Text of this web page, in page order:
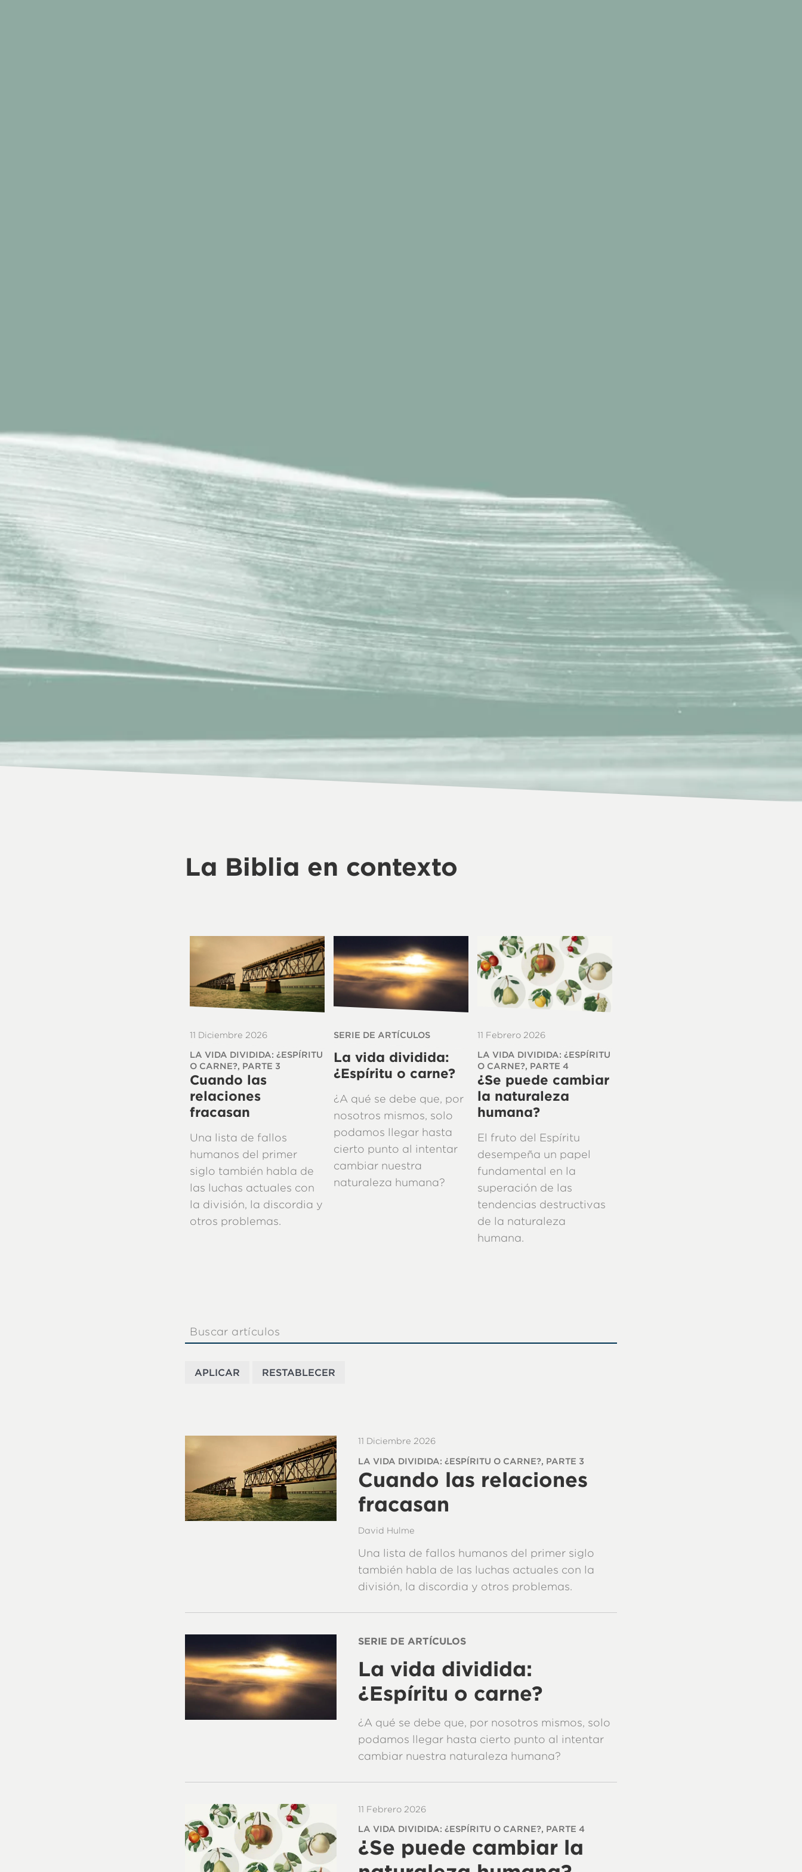
La Biblia en contexto
11 Diciembre 2026
LA VIDA DIVIDIDA: ¿ESPÍRITU
O CARNE?, PARTE 3
Cuando las
relaciones
fracasan
Una lista de fallos
humanos del primer
siglo también habla de
las luchas actuales con
la división, la discordia y
otros problemas.
SERIE DE ARTÍCULOS
La vida dividida:
¿Espíritu o carne?
¿A qué se debe que, por
nosotros mismos, solo
podamos llegar hasta
cierto punto al intentar
cambiar nuestra
naturaleza humana?
11 Febrero 2026
LA VIDA DIVIDIDA: ¿ESPÍRITU
O CARNE?, PARTE 4
¿Se puede cambiar
la naturaleza
humana?
El fruto del Espíritu
desempeña un papel
fundamental en la
superación de las
tendencias destructivas
de la naturaleza
humana.
11 Diciembre 2026
LA VIDA DIVIDIDA: ¿ESPÍRITU O CARNE?, PARTE 3
Cuando las relaciones
fracasan
David Hulme
Una lista de fallos humanos del primer siglo
también habla de las luchas actuales con la
división, la discordia y otros problemas.
SERIE DE ARTÍCULOS
La vida dividida:
¿Espíritu o carne?
¿A qué se debe que, por nosotros mismos, solo
podamos llegar hasta cierto punto al intentar
cambiar nuestra naturaleza humana?
11 Febrero 2026
LA VIDA DIVIDIDA: ¿ESPÍRITU O CARNE?, PARTE 4
¿Se puede cambiar la